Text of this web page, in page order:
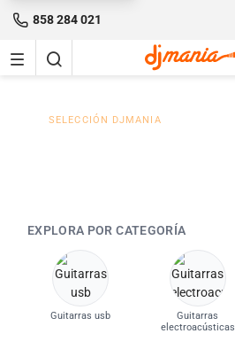
858 284 021
SELECCIÓN DJMANIA
EXPLORA POR CATEGORÍA
Guitarras usb
Guitarras
electroacústicas